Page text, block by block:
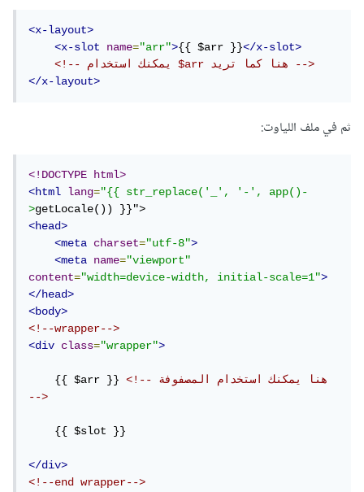
<x-layout>
<x-slot
name="arr">{{ $arr }}</x-slot>
<!-- يمكنك استخدام $arr هنا كما تريد -->
</x-layout>
ثم في ملف اللياوت:
<!DOCTYPE html>
<html
lang="{{ str_replace('_', '-', app()-
>
<head>
<meta
charset="utf-8">
<meta
name="viewport"
content="width=device-width, initial-scale=1">
</head>
<body>
<!--wrapper-->
<div
class="wrapper">
    {{ $arr }}
<!-- هنا يمكنك استخدام المصفوفة
-->
    {{ $slot }}
</div>
<!--end wrapper-->